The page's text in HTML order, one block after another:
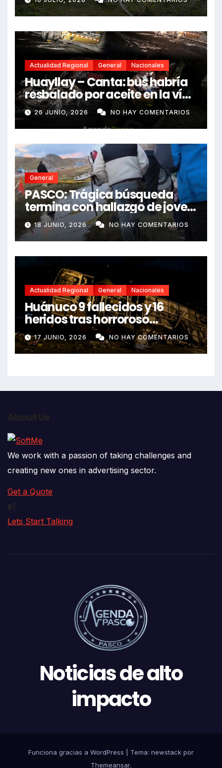
Actualidad Regional General Nacionales
Huayllay – Canta: bus habría
resbalado por aceite en la vía
e impactó auto siniestrado
dejando dos fallecidos
26 JUNIO, 2026 NO HAY COMENTARIOS
General
PASCO: Trágica búsqueda
termina con hallazgo de joven
sin vida en Rancas
18 JUNIO, 2026 NO HAY COMENTARIOS
Actualidad Regional General Nacionales
Huánuco 9 fallecidos y 16
heridos tras horroroso
despiste de bus Real Chancas
que impactó contra vivienda
17 JUNIO, 2026 NO HAY COMENTARIOS
We work with a passion of taking challenges and
creating new ones in advertising sector.
Get a Quote
Lets Start Talking
Noticias de alto
impacto
Funciona gracias a WordPress
Tema: newstack por
Themeansar.